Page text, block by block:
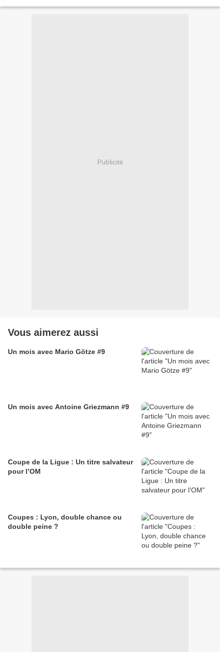
Publicité
Vous aimerez aussi
Un mois avec Mario Götze #9
Un mois avec Antoine Griezmann #9
Coupe de la Ligue : Un titre salvateur
pour l’OM
Coupes : Lyon, double chance ou
double peine ?